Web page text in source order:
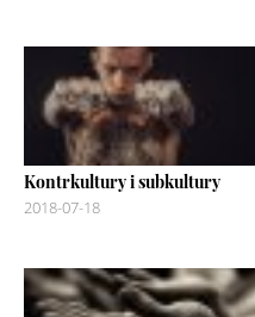
Kontrkultury i subkultury
2018-07-18